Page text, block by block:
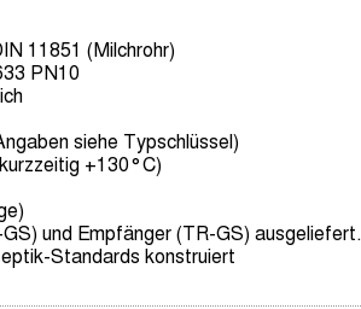
11851 (Milchrohr)
PN10
siehe Typschlüssel)
+130°C)
und Empfänger (TR-GS) ausgeliefert.
Standards konstruiert